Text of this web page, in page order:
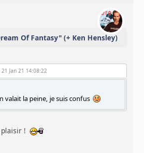
Of Fantasy" (+ Ken Hensley)
Jan 21 14:08:22
valait la peine, je suis confus
plaisir !